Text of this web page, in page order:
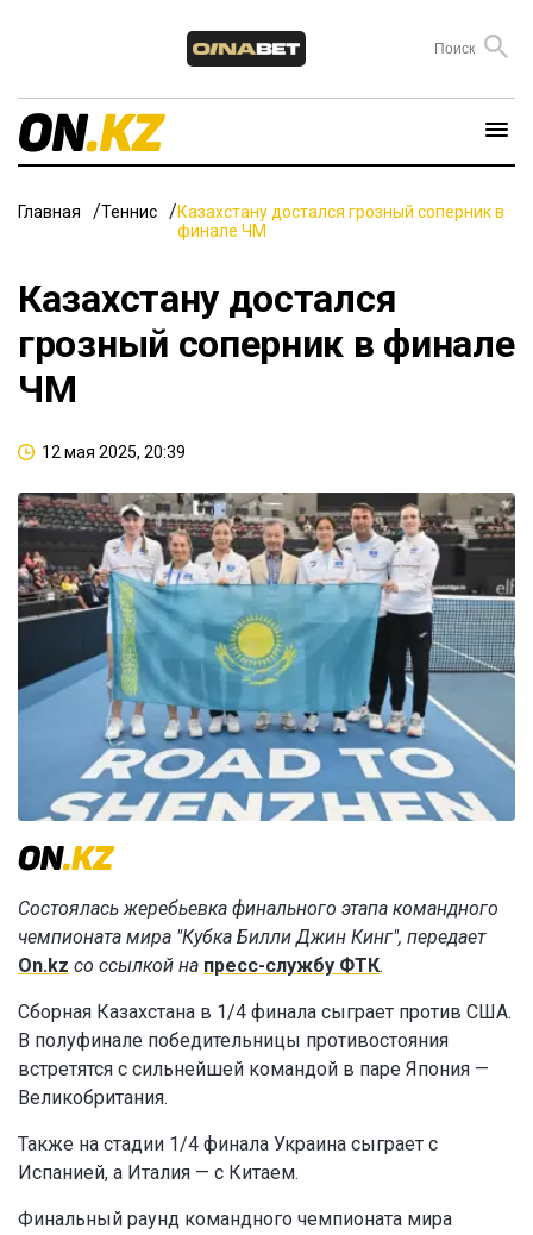
Главная Теннис
Казахстану достался грозный соперник в
финале ЧМ
Казахстану достался
грозный соперник в финале
ЧМ
12 мая 2025, 20:39
Состоялась жеребьевка финального этапа командного
чемпионата мира "Кубка Билли Джин Кинг", передает
On.kz со ссылкой на пресс-службу ФТК.
Сборная Казахстана в 1/4 финала сыграет против США.
В полуфинале победительницы противостояния
встретятся с сильнейшей командой в паре Япония —
Великобритания.
Также на стадии 1/4 финала Украина сыграет с
Испанией, а Италия — с Китаем.
Финальный раунд командного чемпионата мира